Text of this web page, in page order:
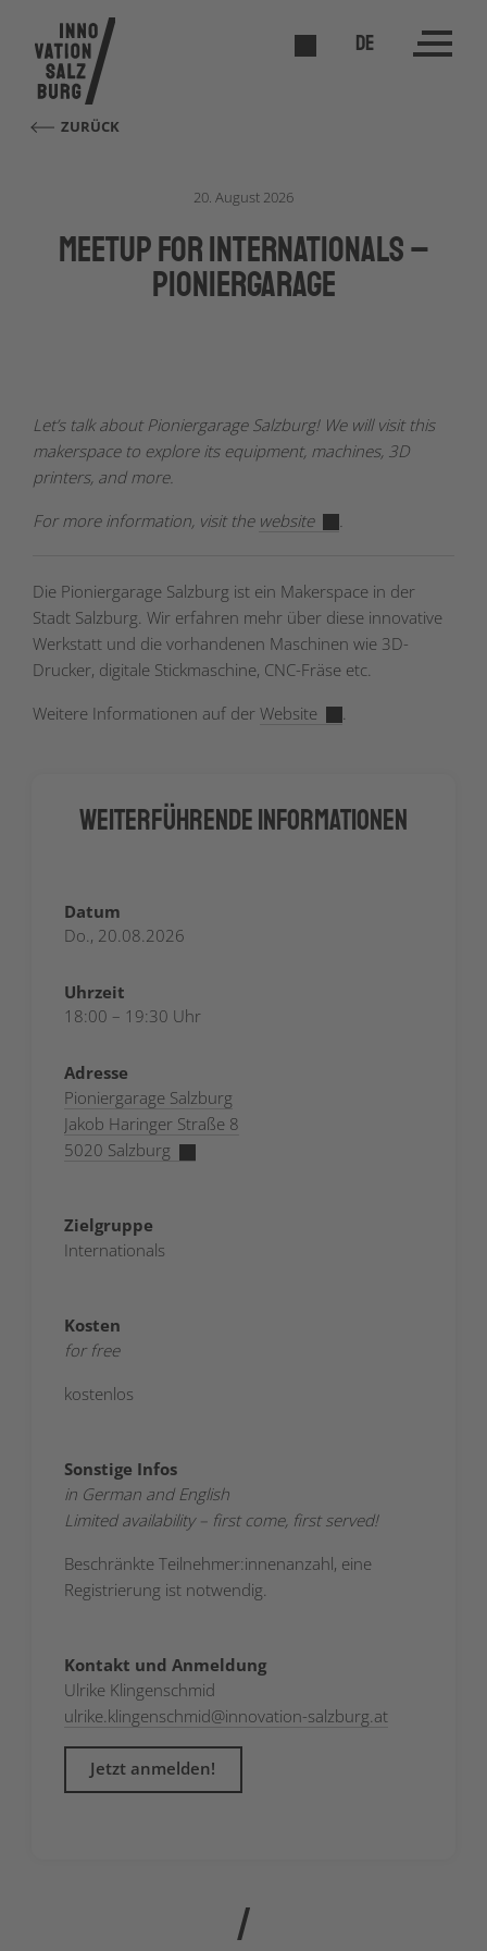
DE
ZURÜCK
20. August 2026
Meetup for Internationals –
Pioniergarage
Let’s talk about Pioniergarage Salzburg! We will visit this
makerspace to explore its equipment, machines, 3D
printers, and more.
For more information, visit the website .
Die Pioniergarage Salzburg ist ein Makerspace in der
Stadt Salzburg. Wir erfahren mehr über diese innovative
Werkstatt und die vorhandenen Maschinen wie 3D-
Drucker, digitale Stickmaschine, CNC-Fräse etc.
Weitere Informationen auf der Website .
Weiterführende Informationen
Datum
Do., 20.08.2026
Uhrzeit
18:00 – 19:30 Uhr
Adresse
Pioniergarage Salzburg
Jakob Haringer Straße 8
5020 Salzburg
Zielgruppe
Internationals
Kosten
for free
kostenlos
Sonstige Infos
in German and English
Limited availability – first come, first served!
Beschränkte Teilnehmer:innenanzahl, eine
Registrierung ist notwendig.
Kontakt und Anmeldung
Ulrike Klingenschmid
ulrike.klingenschmid@innovation-salzburg.at
Jetzt anmelden!